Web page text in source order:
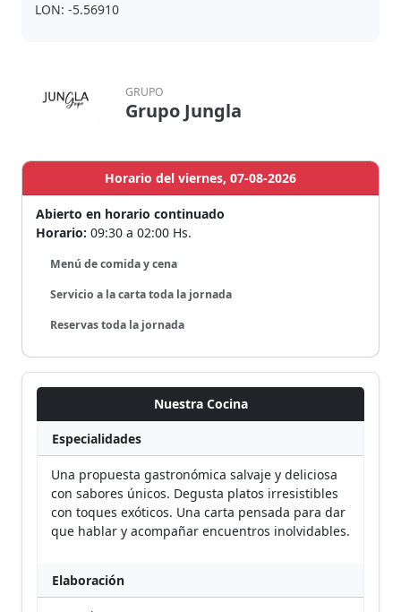
LON: -5.56910
GRUPO
Grupo Jungla
Horario del viernes, 07-08-2026
Abierto en horario continuado
Horario: 09:30 a 02:00 Hs.
Menú de comida y cena
Servicio a la carta toda la jornada
Reservas toda la jornada
Nuestra Cocina
Especialidades
Una propuesta gastronómica salvaje y deliciosa
con sabores únicos. Degusta platos irresistibles
con toques exóticos. Una carta pensada para dar
que hablar y acompañar encuentros inolvidables.
Elaboración